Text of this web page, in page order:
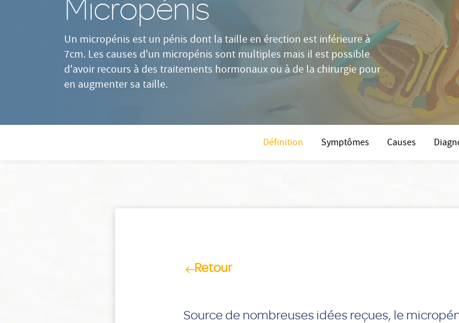
Un micropénis est un pénis dont la taille en érection est inférieure à
7cm. Les causes d'un micropénis sont multiples mais il est possible
d'avoir recours à des traitements hormonaux ou à de la chirurgie pour
en augmenter sa taille.
Définition Symptômes Causes
Retour
Source de nombreuses idées reçues, le